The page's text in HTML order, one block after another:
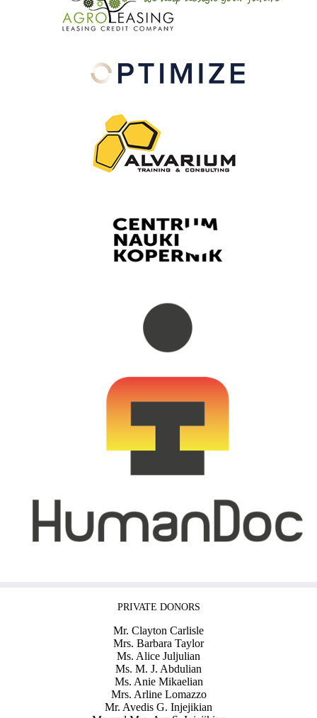
PRIVATE DONORS
Mr. Clayton Carlisle
Mrs. Barbara Taylor
Ms. Alice Juljulian
Ms. M. J. Abdulian
Ms. Anie Mikaelian
Mrs. Arline Lomazzo
Mr. Avedis G. Injejikian